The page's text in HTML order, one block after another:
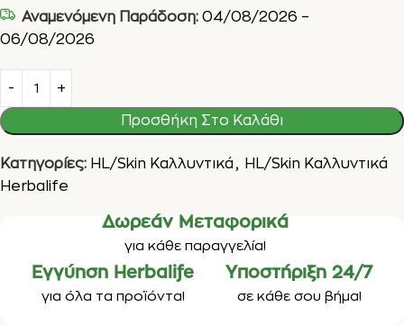
Αναμενόμενη Παράδοση: 04/08/2026 –
06/08/2026
Προσθήκη Στο Καλάθι
Κατηγορίες: HL/Skin Καλλυντικά ,
HL/Skin Καλλυντικά
Herbalife
Δωρεάν Μεταφορικά
για κάθε παραγγελία!
Εγγύηση Herbalife
για όλα τα προϊόντα!
Υποστήριξη 24/7
σε κάθε σου βήμα!